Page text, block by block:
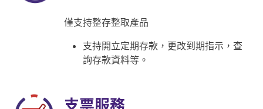
僅支持整存整取產品
支持開立定期存款，更改到期指示，查
詢存款資料等。
支票服務